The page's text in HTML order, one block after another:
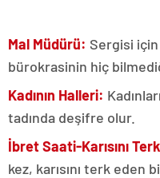
Mal Müdürü: Sergisi
bürokrasinin hiç
Kadının Halleri:
tadında deşifre olur.
İbret Saati-Karısını
kez, karısını terk eden